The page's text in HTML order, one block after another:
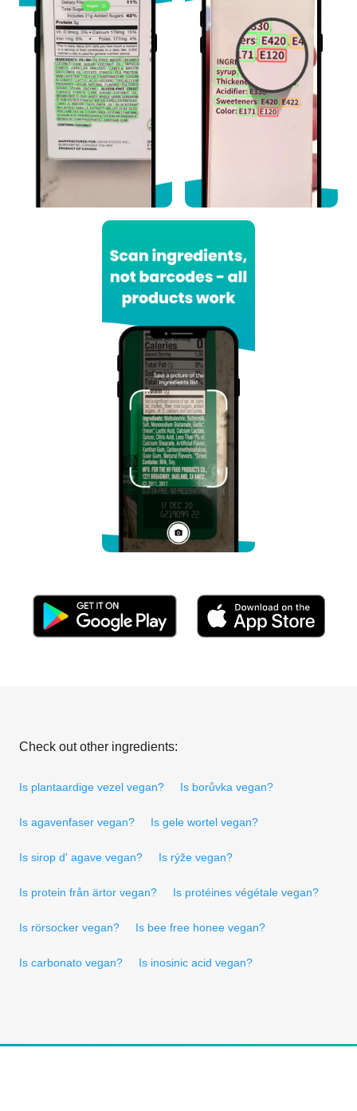
Check out other ingredients:
Is plantaardige vezel vegan? Is borůvka vegan?
Is agavenfaser vegan? Is gele wortel vegan?
Is sirop d' agave vegan? Is rýže vegan?
Is protein från ärtor vegan? Is protéines végétale vegan?
Is rörsocker vegan? Is bee free honee vegan?
Is carbonato vegan? Is inosinic acid vegan?